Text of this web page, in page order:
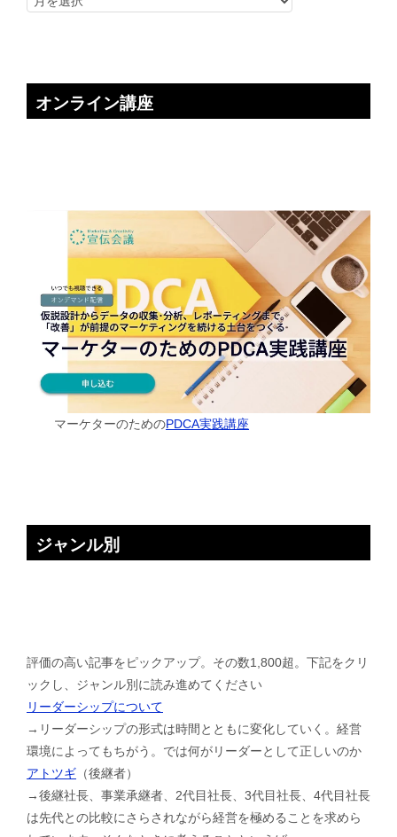
オンライン講座
マーケターのためのPDCA実践講座
ジャンル別
評価の高い記事をピックアップ。その数1,800超。下記をクリ
ックし、ジャンル別に読み進めてください
リーダーシップについて
→リーダーシップの形式は時間とともに変化していく。経営
環境によってもちがう。では何がリーダーとして正しいのか
アトツギ （後継者）
→後継社長、事業承継者、2代目社長、3代目社長、4代目社長
は先代との比較にさらされながら経営を極めることを求めら